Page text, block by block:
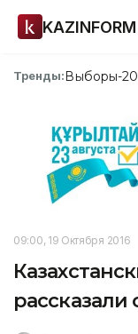
KAZINFORM
Тренды:Выборы-
09:00, 19 Октября 2016
рассказали